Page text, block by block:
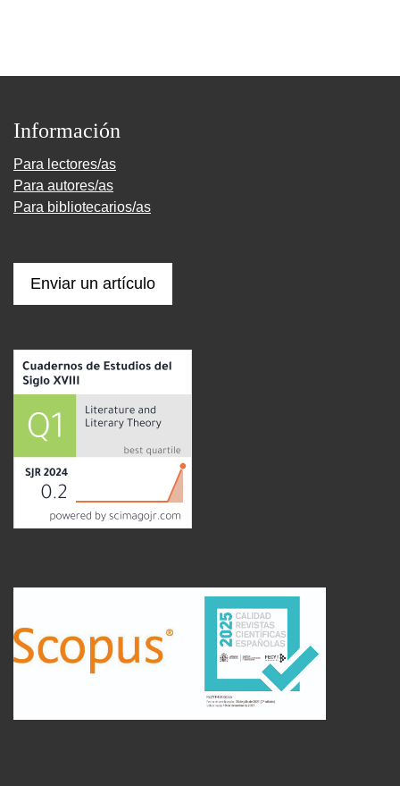
Información
Para lectores/as
Para autores/as
Para bibliotecarios/as
Enviar un artículo